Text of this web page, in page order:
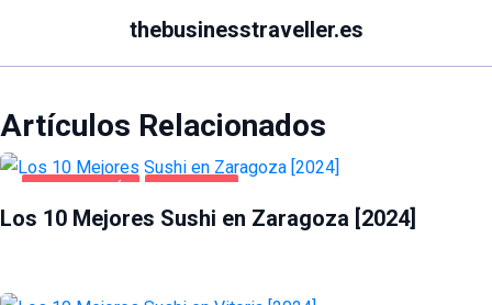
thebusinesstraveller.es
Artículos Relacionados
Los 10 Mejores Sushi en Zaragoza [2024]